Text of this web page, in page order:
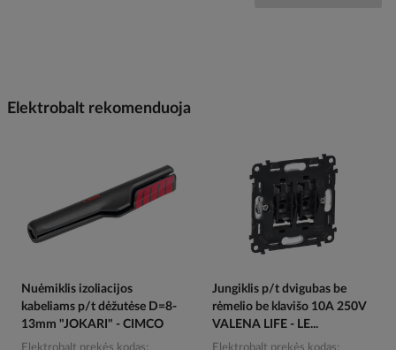
Elektrobalt rekomenduoja
Nuėmiklis izoliacijos
kabeliams p/t dėžutėse D=8-
13mm "JOKARI" - CIMCO
Jungiklis p/t dvigubas be
rėmelio be klavišo 10A 250V
VALENA LIFE - LE...